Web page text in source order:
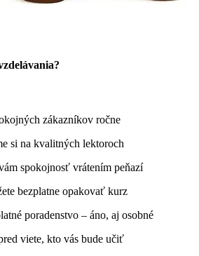
zákazníkov ročne
si na kvalitných lektoroch
spokojnosť vrátením peňazí
bezplatne opakovať kurz
poradenstvo – áno, aj osobné
viete, kto vás bude učiť